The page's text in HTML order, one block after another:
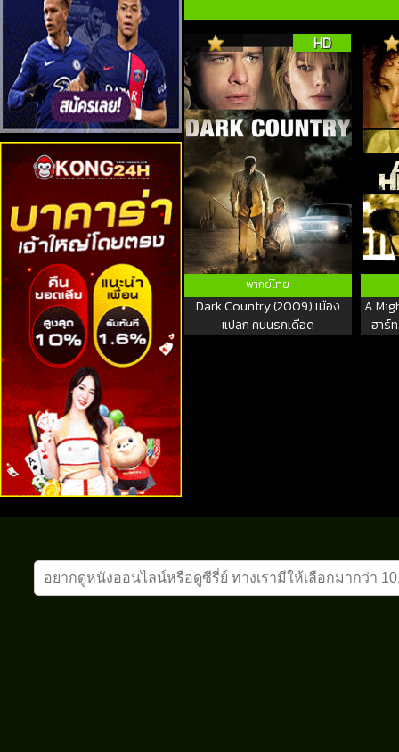
HD
พากย์ไทย
Dark Country (2009) เมือง
แปลก คนนรกเดือด
A
ฮาร์